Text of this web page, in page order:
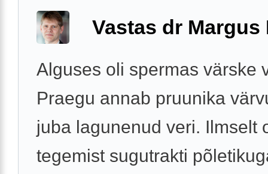
Vastas dr Margus
Alguses oli spermas värske
Praegu annab pruunika
juba lagunenud veri. Ilmselt
tegemist sugutrakti